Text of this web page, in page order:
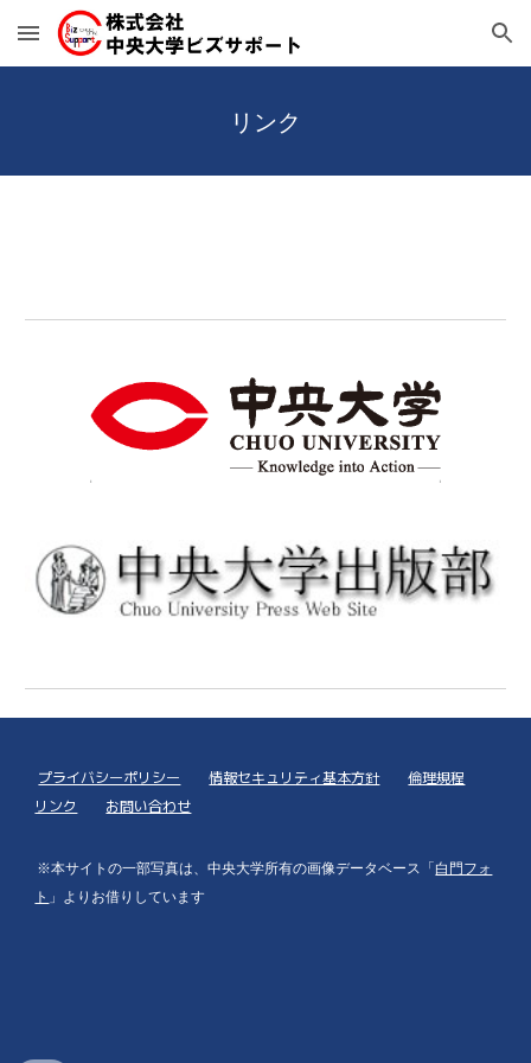
Skip to main content Skip to navigation
リンク
プライバシーポリシー 情報セキュリティ基本方針
倫理規程
リンク
お問い合わせ
※本サイトの一部写真は、中央大学所有の画像データベース「白門フォ
ト 」よりお借りしています